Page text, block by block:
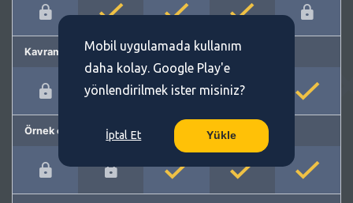
Kavram önerme
Örnek cümleler
Mobil uygulamada kullanım
daha kolay. Google Play'e
yönlendirilmek ister misiniz?
İptal Et Yükle